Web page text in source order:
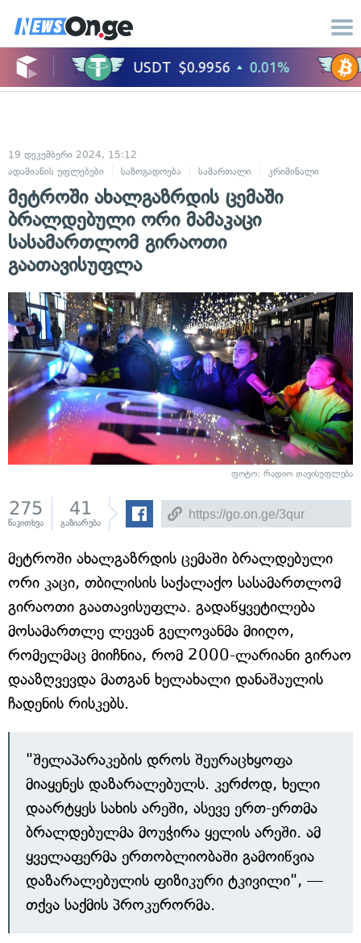
19 დეკემბერი 2024, 15:12
ადამიანის უფლებები
საზოგადოება სამართალი კრიმინალი
მეტროში ახალგაზრდის ცემაში
ბრალდებული ორი მამაკაცი
სასამართლომ გირაოთი
გაათავისუფლა
ფოტო: რადიო თავისუფლება
275
წაკითხვა
41
გაზიარება
მეტროში ახალგაზრდის ცემაში ბრალდებული
ორი კაცი, თბილისის საქალაქო სასამართლომ
გირაოთი გაათავისუფლა. გადაწყვეტილება
მოსამართლე ლევან გელოვანმა მიიღო,
რომელმაც მიიჩნია, რომ 2000-ლარიანი გირაო
დააზღვევდა მათგან ხელახალი დანაშაულის
ჩადენის რისკებს.
"შელაპარაკების დროს შეურაცხყოფა
მიაყენეს დაზარალებულს. კერძოდ, ხელი
დაარტყეს სახის არეში, ასევე ერთ-ერთმა
ბრალდებულმა მოუჭირა ყელის არეში. ამ
ყველაფერმა ერთობლიობაში გამოიწვია
დაზარალებულის ფიზიკური ტკივილი", —
თქვა საქმის პროკურორმა.